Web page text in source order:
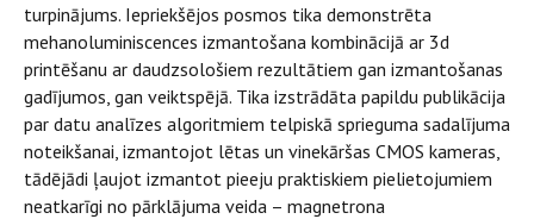
turpinājums. Iepriekšējos posmos tika demonstrēta
mehanoluminiscences izmantošana kombinācijā ar 3d
printēšanu ar daudzsološiem rezultātiem gan izmantošanas
gadījumos, gan veiktspējā. Tika izstrādāta papildu publikācija
par datu analīzes algoritmiem telpiskā sprieguma sadalījuma
noteikšanai, izmantojot lētas un vinekāršas CMOS kameras,
tādējādi ļaujot izmantot pieeju praktiskiem pielietojumiem
neatkarīgi no pārklājuma veida – magnetrona